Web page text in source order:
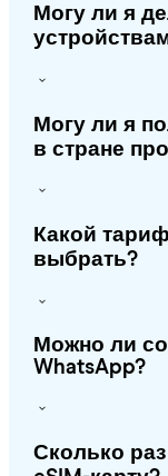
Могу ли я
Могу ли я
в стране
Какой
выбрать?
Можно ли
WhatsApp?
Сколько